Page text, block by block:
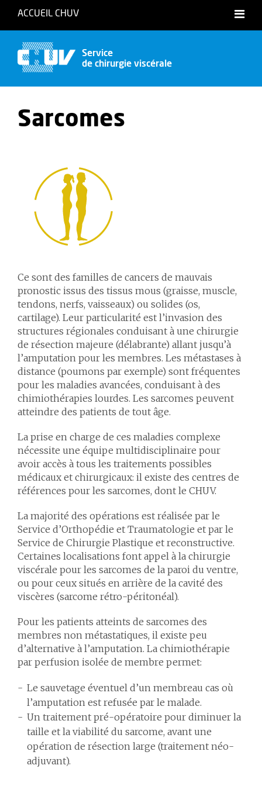
ACCUEIL CHUV
Service
de chirurgie viscérale
Sarcomes
Ce sont des familles de cancers de mauvais
pronostic issus des tissus mous (graisse, muscle,
tendons, nerfs, vaisseaux) ou solides (os,
cartilage). Leur particularité est l’invasion des
structures régionales conduisant à une chirurgie
de résection majeure (délabrante) allant jusqu’à
l’amputation pour les membres. Les métastases à
distance (poumons par exemple) sont fréquentes
pour les maladies avancées, conduisant à des
chimiothérapies lourdes. Les sarcomes peuvent
atteindre des patients de tout âge.
La prise en charge de ces maladies complexe
nécessite une équipe multidisciplinaire pour
avoir accès à tous les traitements possibles
médicaux et chirurgicaux: il existe des centres de
références pour les sarcomes, dont le CHUV.
La majorité des opérations est réalisée par le
Service d’Orthopédie et Traumatologie et par le
Service de Chirurgie Plastique et reconstructive.
Certaines localisations font appel à la chirurgie
viscérale pour les sarcomes de la paroi du ventre,
ou pour ceux situés en arrière de la cavité des
viscères (sarcome rétro-péritonéal).
Pour les patients atteints de sarcomes des
membres non métastatiques, il existe peu
d’alternative à l’amputation. La chimiothérapie
par perfusion isolée de membre permet:
Le sauvetage éventuel d’un membreau cas où
l’amputation est refusée par le malade.
Un traitement pré-opératoire pour diminuer la
taille et la viabilité du sarcome, avant une
opération de résection large (traitement néo-
adjuvant).